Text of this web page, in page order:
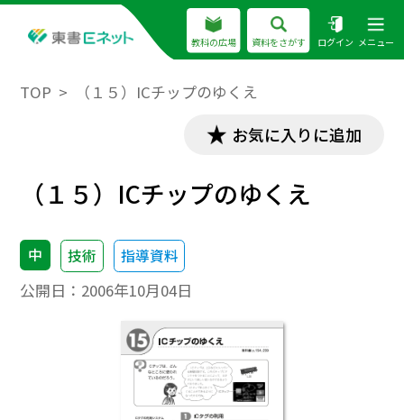
教科の広場 資料をさがす ログイン メニュー
TOP （１５）ICチップのゆくえ
お気に入りに追加
（１５）ICチップのゆくえ
中 技術 指導資料
公開日： 2006年10月04日